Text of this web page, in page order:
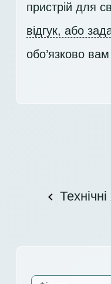
пристрій для
відгук, або
обо’язково